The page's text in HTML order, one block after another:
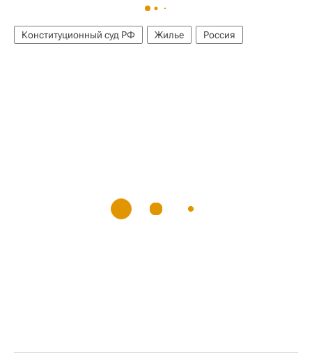
Конституционный суд РФ Жилье Россия